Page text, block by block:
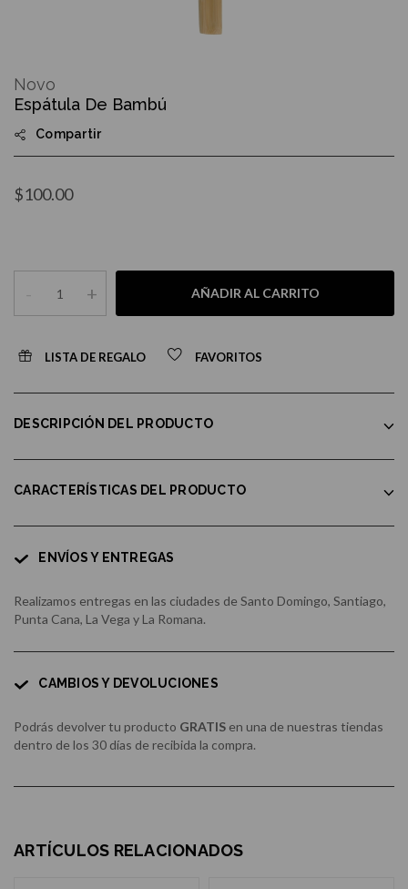
the
beginning
the
images
Espátula De Bambú
Compartir
$100.00
- + AÑADIR AL CARRITO
LISTA DE REGALO FAVORITOS
Novo
DESCRIPCIÓN DEL PRODUCTO
CARACTERÍSTICAS DEL PRODUCTO
ENVÍOS Y ENTREGAS
Realizamos entregas en las ciudades de Santo Domingo, Santiago,
Punta Cana, La Vega y La Romana.
CAMBIOS Y DEVOLUCIONES
Podrás devolver tu producto GRATIS en una de nuestras tiendas
dentro de los 30 días de recibida la compra.
ARTÍCULOS RELACIONADOS